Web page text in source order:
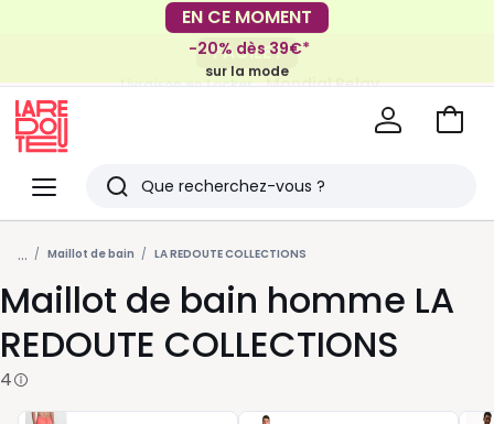
-20% dès 39€*
sur la mode
FACILE !
Livraison en Locker Mondial Relay
pour vos petits articles
Menu
Redoute
Rechercher
Derniers
articles
vus
Voir
... Maillot de bain LA REDOUTE COLLECTIONS
Maillot de bain homme LA
REDOUTE COLLECTIONS
4